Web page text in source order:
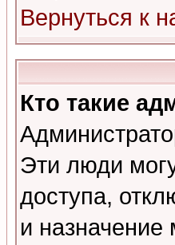
Вернуться к
Кто такие
Эти люди
доступа,
и